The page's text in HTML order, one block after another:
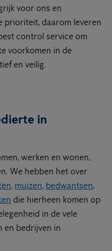
voor ons en
prioriteit, daarom leveren
control service om
voorkomen in de
en veilig.
in
werken en wonen,
We hebben het over
, muizen, bedwantsen,
die hierheen komen op
in de vele
en bedrijven in